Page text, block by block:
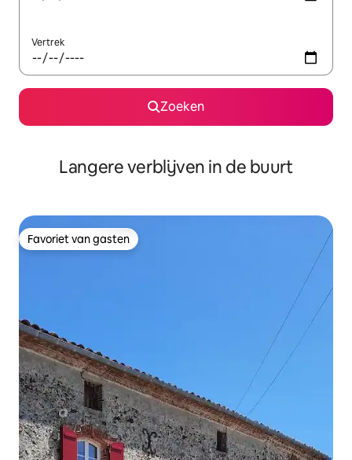
Vertrek
Zoeken
Langere verblijven in de buurt
Favoriet van gasten
Favoriet van gasten